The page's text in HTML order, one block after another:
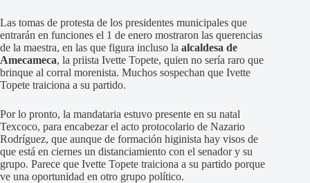
Las tomas de protesta de los presidentes municipales que
entrarán en funciones el 1 de enero mostraron las querencias
de la maestra, en las que figura incluso la alcaldesa de
Amecameca, la priista Ivette Topete, quien no sería raro que
brinque al corral morenista. Muchos sospechan que Ivette
Topete traiciona a su partido.
Por lo pronto, la mandataria estuvo presente en su natal
Texcoco, para encabezar el acto protocolario de Nazario
Rodríguez, que aunque de formación higinista hay visos de
que está en ciernes un distanciamiento con el senador y su
grupo. Parece que Ivette Topete traiciona a su partido porque
ve una oportunidad en otro grupo político.